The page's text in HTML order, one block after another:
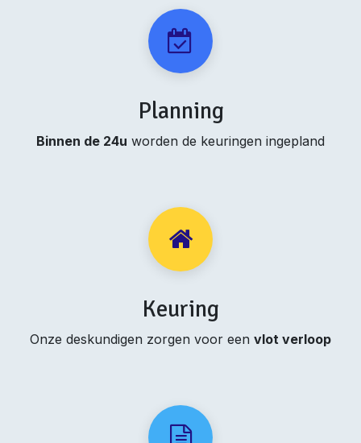
Planning
Binnen de 24u worden de keuringen ingepland
Keuring
Onze deskundigen zorgen voor een vlot verloop